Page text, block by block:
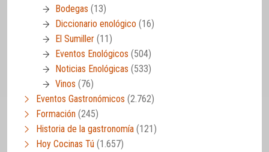
Bodegas (13)
Diccionario enológico (16)
El Sumiller (11)
Eventos Enológicos (504)
Noticias Enológicas (533)
Vinos (76)
Eventos Gastronómicos (2.762)
Formación (245)
Historia de la gastronomía (121)
Hoy Cocinas Tú (1.657)